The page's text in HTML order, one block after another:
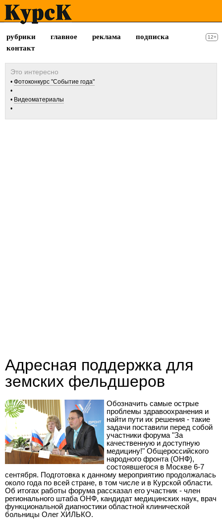
рубрики главное реклама
подписка
контакт
12+
Фотоконкурс "Событие года"
Видеоматериалы
Адресная поддержка для
земских фельдшеров
Обозначить самые острые
проблемы здравоохранения и
найти пути их решения - такие
задачи поставили перед собой
участники форума "За
качественную и доступную
медицину!" Общероссийского
народного фронта (ОНФ),
состоявшегося в Москве 6-7
сентября. Подготовка к данному мероприятию продолжалась
около года по всей стране, в том числе и в Курской области.
Об итогах работы форума рассказал его участник - член
регионального штаба ОНФ, кандидат медицинских наук, врач
функциональной диагностики областной клинической
больницы Олег ХИЛЬКО.